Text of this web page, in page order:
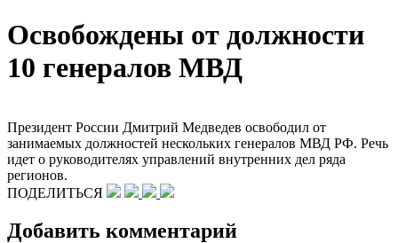
Освобождены от должности
10 генералов МВД
Президент России Дмитрий Медведев освободил от
занимаемых должностей нескольких генералов МВД РФ. Речь
идет о руководителях управлений внутренних дел ряда
регионов.
ПОДЕЛИТЬСЯ
Добавить комментарий